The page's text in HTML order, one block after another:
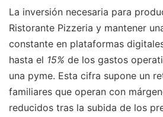
La inversión necesaria para
Ristorante Pizzeria y mantener
constante en plataformas
hasta el 15% de los gastos
una pyme. Esta cifra supone un
familiares que operan con
reducidos tras la subida de los